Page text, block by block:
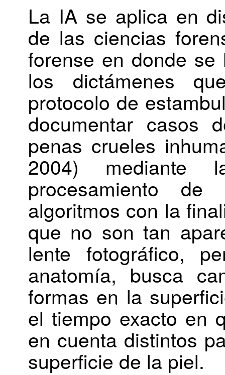
La IA se aplica en
de las ciencias
forense en donde
los dictámenes
protocolo de
documentar casos
penas crueles
2004) mediante
procesamiento
algoritmos con la
que no son tan
lente fotográfico,
anatomía, busca
formas en la
el tiempo exacto en
en cuenta distintos
superficie de la piel.